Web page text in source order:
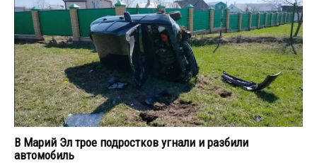
В Марий Эл трое подростков угнали и разбили
автомобиль